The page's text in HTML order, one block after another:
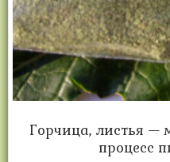
Горчица, листья —
процесс